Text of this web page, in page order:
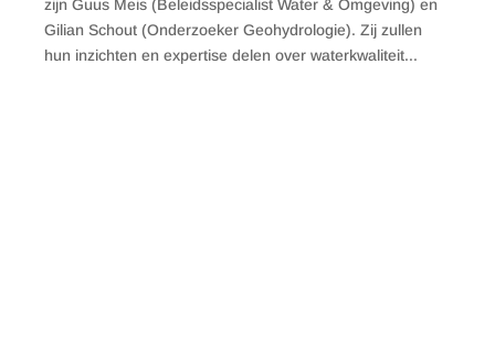
zijn Guus Meis (Beleidsspecialist Water & Omgeving) en
Gilian Schout (Onderzoeker Geohydrologie). Zij zullen
hun inzichten en expertise delen over waterkwaliteit...